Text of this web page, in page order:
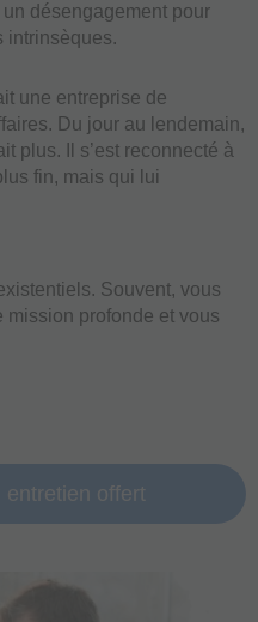
désengagement pour
intrinsèques.
une entreprise de
Du jour au lendemain,
plus. Il s’est reconnecté à
fin, mais qui lui
Souvent, vous
mission profonde et vous
entretien offert